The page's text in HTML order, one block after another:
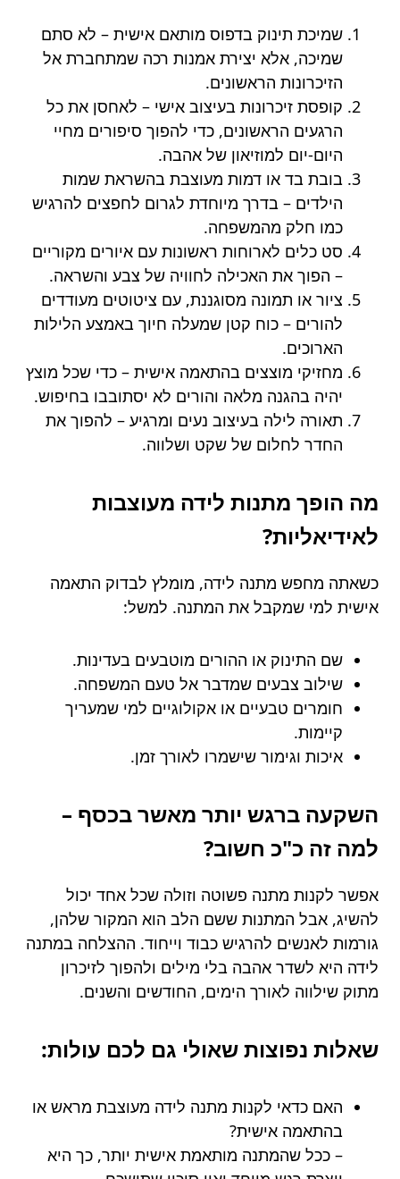
שמיכת תינוק בדפוס מותאם אישית – לא סתם
שמיכה, אלא יצירת אמנות רכה שמתחברת אל
הזיכרונות הראשונים.
קופסת זיכרונות בעיצוב אישי – לאחסן את כל
הרגעים הראשונים, כדי להפוך סיפורים מחיי
היום-יום למוזיאון של אהבה.
בובת בד או דמות מעוצבת בהשראת שמות
הילדים – בדרך מיוחדת לגרום לחפצים להרגיש
כמו חלק מהמשפחה.
סט כלים לארוחות ראשונות עם איורים מקוריים
– הפוך את האכילה לחוויה של צבע והשראה.
ציור או תמונה מסוגננת, עם ציטוטים מעודדים
להורים – כוח קטן שמעלה חיוך באמצע הלילות
הארוכים.
מחזיקי מוצצים בהתאמה אישית – כדי שכל מוצץ
יהיה בהגנה מלאה והורים לא יסתובבו בחיפוש.
תאורה לילה בעיצוב נעים ומרגיע – להפוך את
החדר לחלום של שקט ושלווה.
מה הופך מתנות לידה מעוצבות
לאידיאליות?
כשאתה מחפש מתנה לידה, מומלץ לבדוק התאמה
אישית למי שמקבל את המתנה. למשל:
שם התינוק או ההורים מוטבעים בעדינות.
שילוב צבעים שמדבר אל טעם המשפחה.
חומרים טבעיים או אקולוגיים למי שמעריך
קיימות.
איכות וגימור שישמרו לאורך זמן.
השקעה ברגש יותר מאשר בכסף –
למה זה כ"כ חשוב?
אפשר לקנות מתנה פשוטה וזולה שכל אחד יכול
להשיג, אבל המתנות ששם הלב הוא המקור שלהן,
גורמות לאנשים להרגיש כבוד וייחוד. ההצלחה במתנה
לידה היא לשדר אהבה בלי מילים ולהפוך לזיכרון
מתוק שילווה לאורך הימים, החודשים והשנים.
שאלות נפוצות שאולי גם לכם עולות:
האם כדאי לקנות מתנה לידה מעוצבת מראש או
בהתאמה אישית?
– ככל שהמתנה מותאמת אישית יותר, כך היא